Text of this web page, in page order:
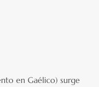
en Gaélico) surge